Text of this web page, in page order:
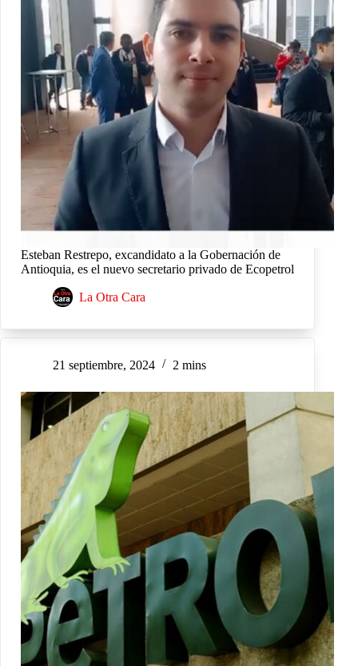
Esteban Restrepo, excandidato a la Gobernación de
Antioquia, es el nuevo secretario privado de Ecopetrol
La Otra Cara
21 septiembre, 2024 2 mins